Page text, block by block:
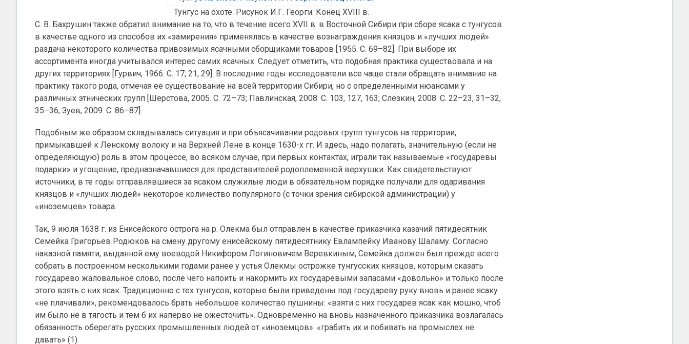
Тунгус на охоте. Рисунок И.Г. Георги. Конец XVIII в.
С. В. Бахрушин также обратил внимание на то, что в течение всего XVII в. в Восточной Сибири при сборе ясака с тунгусов
в качестве одного из способов их «замирения» применялась в качестве вознаграждения князцов и «лучших людей»
раздача некоторого количества привозимых ясачными сборщиками товаров [1955. С. 69–82]. При выборе их
ассортимента иногда учитывался интерес самих ясачных. Следует отметить, что подобная практика существовала и на
других территориях [Гурвич, 1966. С. 17, 21, 29]. В последние годы исследователи все чаще стали обращать внимание на
практику такого рода, отмечая ее существование на всей территории Сибири, но с определенными нюансами у
различных этнических групп [Шерстова, 2005. С. 72–73; Павлинская, 2008. С. 103, 127, 163; Слёзкин, 2008. С. 22–23, 31–32,
35–36; Зуев, 2009. С. 86–87].
Подобным же образом складывалась ситуация и при объясачивании родовых групп тунгусов на территории,
примыкавшей к Ленскому волоку и на Верхней Лене в конце 1630-х гг. И здесь, надо полагать, значительную (если не
определяющую) роль в этом процессе, во всяком случае, при первых контактах, играли так называемые «государевы
подарки» и угощение, предназначавшиеся для представителей родоплеменной верхушки. Как свидетельствуют
источники, в те годы отправлявшиеся за ясаком служилые люди в обязательном порядке получали для одаривания
князцов и «лучших людей» некоторое количество популярного (с точки зрения сибирской администрации) у
«иноземцев» товара.
Так, 9 июля 1638 г. из Енисейского острога на р. Олекма был отправлен в качестве приказчика казачий пятидесятник
Семейка Григорьев Родюков на смену другому енисейскому пятидесятнику Евлампейку Иванову Шаламу. Согласно
наказной памяти, выданной ему воеводой Никифором Логиновичем Веревкиным, Семейка должен был прежде всего
собрать в построенном несколькими годами ранее у устья Олекмы острожке тунгусских князцов, которым сказать
государево жаловальное слово, после чего напоить и накормить их государевыми запасами «довольно» и только после
этого взять с них ясак. Традиционно с тех тунгусов, которые были приведены под государеву руку вновь и ранее ясаку
«не плачивали», рекомендовалось брать небольшое количество пушнины: «взяти с них государев ясак как мошно, чтоб
им было не в тягость и тем б их наперво не ожесточить». Одновременно на вновь назначенного приказчика возлагалась
обязанность оберегать русских промышленных людей от «иноземцов»: «грабить их и побивать на промыслех не
давать» (1).